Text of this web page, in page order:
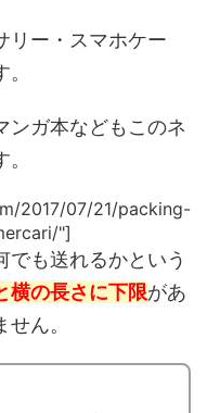
リー・スマホケー
ンガ本などもこのネ
2017/07/21/packing-
"]
でも送れるかという
横の長さに下限があ
ん。